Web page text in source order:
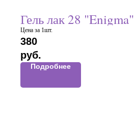
Гель лак 28 "Enigma"
Цена за 1шт.
380
руб.
Подробнее